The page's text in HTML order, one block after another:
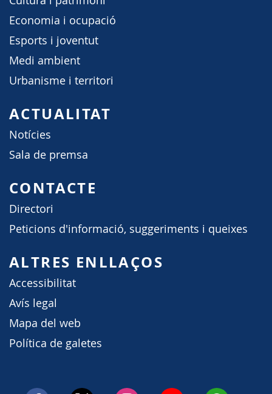
Economia i ocupació
Esports i joventut
Medi ambient
Urbanisme i territori
ACTUALITAT
Notícies
Sala de premsa
CONTACTE
Directori
Peticions d'informació, suggeriments i queixes
ALTRES ENLLAÇOS
Accessibilitat
Avís legal
Mapa del web
Política de galetes